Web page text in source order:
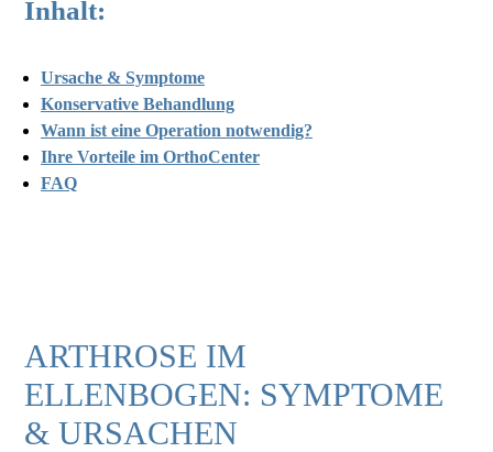
Inhalt:
Ursache & Symptome
Konservative Behandlung
Wann ist eine Operation notwendig?
Ihre Vorteile im OrthoCenter
FAQ
ARTHROSE IM
ELLENBOGEN: SYMPTOME
& URSACHEN